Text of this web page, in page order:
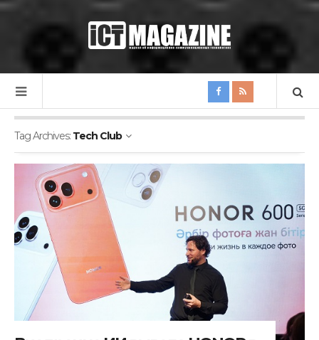
Tag Archives: Tech Club